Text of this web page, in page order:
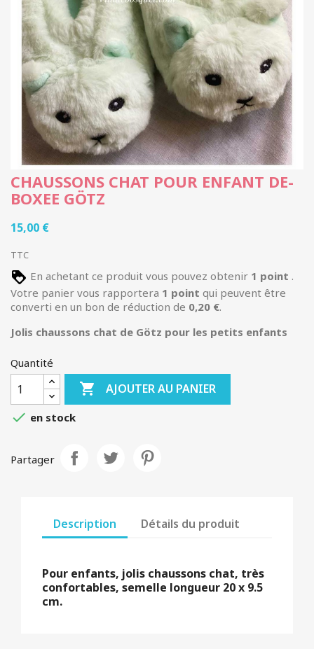
CHAUSSONS CHAT POUR ENFANT DE-
BOXEE GÖTZ
15,00 €
TTC
En achetant ce produit vous pouvez obtenir 1 point .
Votre panier vous rapportera 1 point qui peuvent être
converti en un bon de réduction de 0,20 €.
Jolis chaussons chat de Götz pour les petits enfants
Quantité
 AJOUTER AU PANIER
 en stock
Partager
Description Détails du produit
Pour enfants, jolis chaussons chat, très
confortables, semelle longueur 20 x 9.5
cm.